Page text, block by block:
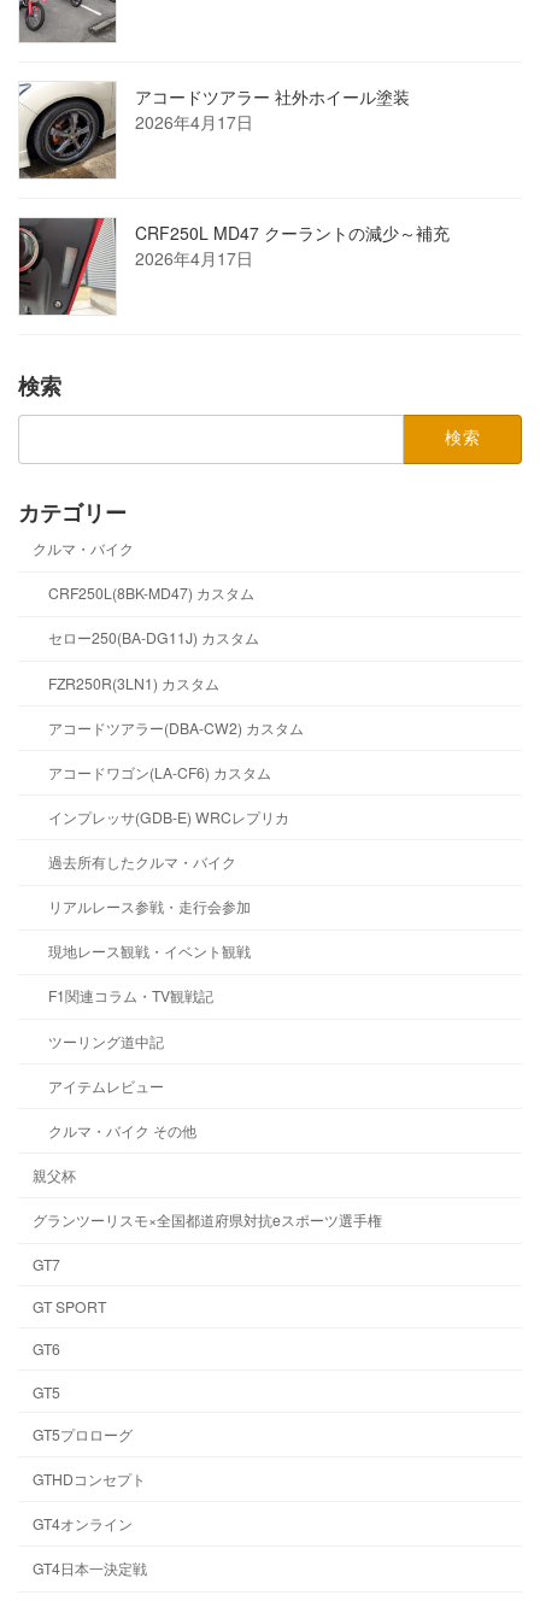
アコードツアラー 社外ホイール塗装
2026年4月17日
CRF250L MD47 クーラントの減少～補充
2026年4月17日
検索
カテゴリー
クルマ・バイク
CRF250L(8BK-MD47) カスタム
セロー250(BA-DG11J) カスタム
FZR250R(3LN1) カスタム
アコードツアラー(DBA-CW2) カスタム
アコードワゴン(LA-CF6) カスタム
インプレッサ(GDB-E) WRCレプリカ
過去所有したクルマ・バイク
リアルレース参戦・走行会参加
現地レース観戦・イベント観戦
F1関連コラム・TV観戦記
ツーリング道中記
アイテムレビュー
クルマ・バイク その他
親父杯
グランツーリスモ×全国都道府県対抗eスポーツ選手権
GT7
GT SPORT
GT6
GT5
GT5プロローグ
GTHDコンセプト
GT4オンライン
GT4日本一決定戦